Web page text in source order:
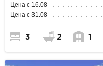
Цена с 16.08
Цена с 31.08
3 2 1